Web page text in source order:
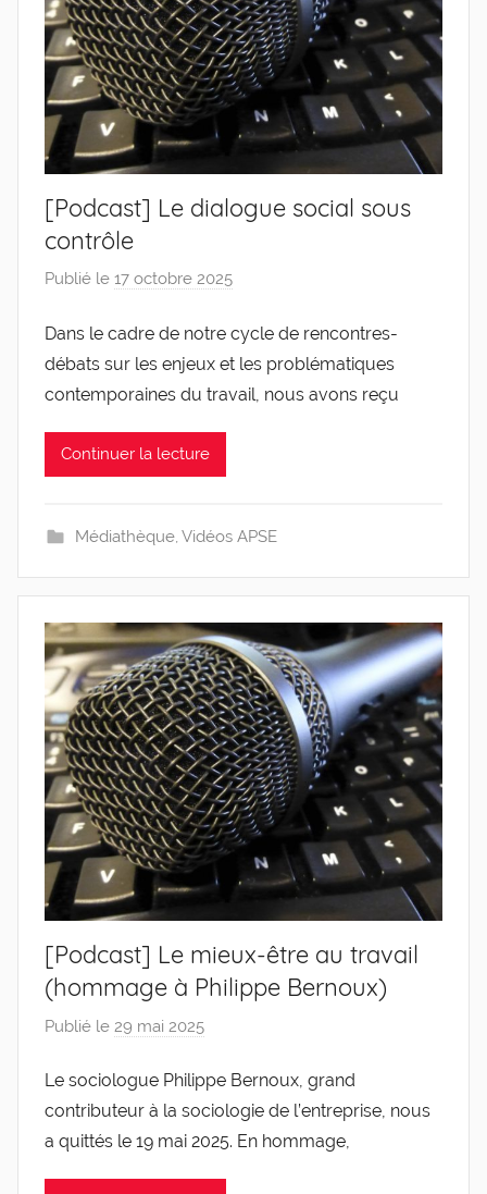
[Podcast] Le dialogue social sous
contrôle
Publié le 17 octobre 2025
r
g
l
Dans le cadre de notre cycle de rencontres-
débats sur les enjeux et les problématiques
contemporaines du travail, nous avons reçu
Continuer la lecture
Médiathèque, Vidéos APSE
[Podcast] Le mieux-être au travail
(hommage à Philippe Bernoux)
Publié le 29 mai 2025
r
g
l
Le sociologue Philippe Bernoux, grand
contributeur à la sociologie de l’entreprise, nous
a quittés le 19 mai 2025. En hommage,